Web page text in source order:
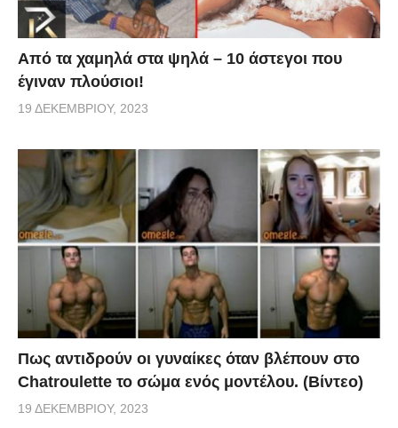
Από τα χαμηλά στα ψηλά – 10 άστεγοι που
έγιναν πλούσιοι!
19 ΔΕΚΕΜΒΡΊΟΥ, 2023
Πως αντιδρούν οι γυναίκες όταν βλέπουν στο
Chatroulette το σώμα ενός μοντέλου. (Βίντεο)
19 ΔΕΚΕΜΒΡΊΟΥ, 2023